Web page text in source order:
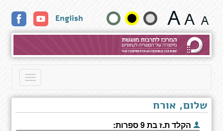
כותר
שנה
גודל
טקסט
English
Toggle
שלום, אורח
הקלד ת.ז בת 9 ספרות: